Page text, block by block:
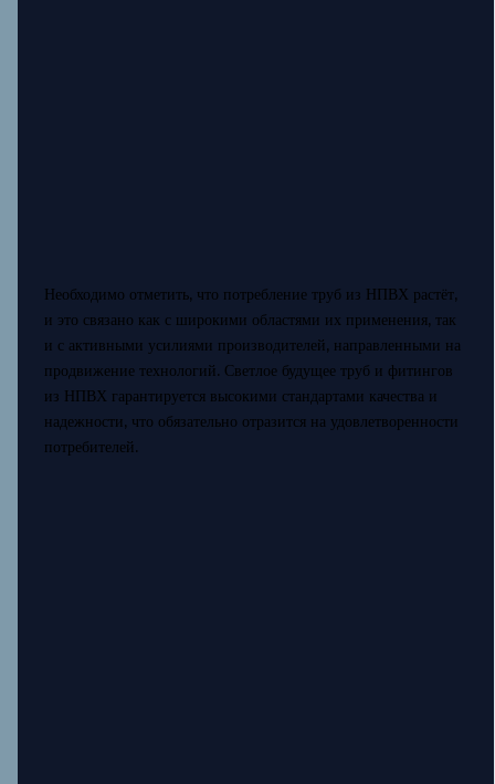
Необходимо отметить, что потребление труб из НПВХ растёт,
и это связано как с широкими областями их применения, так
и с активными усилиями производителей, направленными на
продвижение технологий. Светлое будущее труб и фитингов
из НПВХ гарантируется высокими стандартами качества и
надежности, что обязательно отразится на удовлетворенности
потребителей.